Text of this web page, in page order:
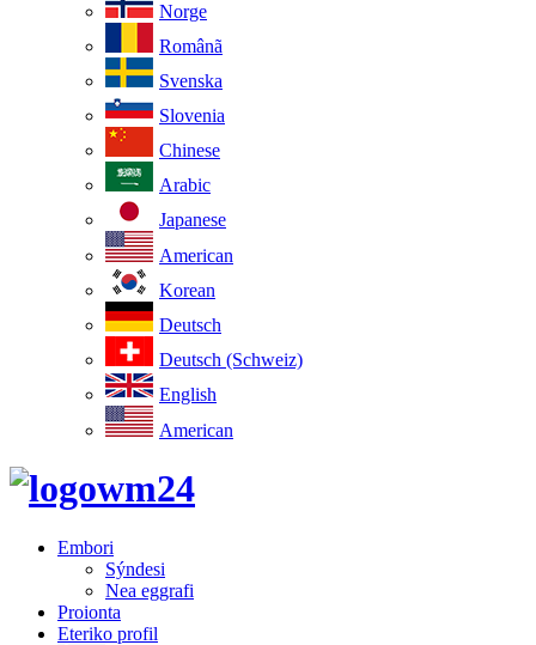
Norge
Românã
Svenska
Slovenia
Chinese
Arabic
Japanese
American
Korean
Deutsch
Deutsch (Schweiz)
English
American
Embori
Sýndesi
Nea eggrafi
Proionta
Eteriko profil